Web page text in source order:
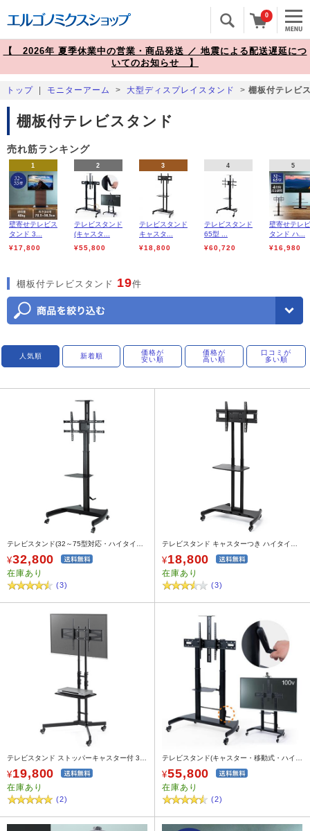
0
【 2026年 夏季休業中の営業・商品発送 ／ 地震による配送遅延につ
いてのお知らせ 】
トップ モニターアーム > 大型ディスプレイスタンド > 棚板付テレビ
棚板付テレビスタンド
売れ筋ランキング
1
壁寄せテレビス
タンド 3...
¥17,800
2
テレビスタンド
(キャスタ...
¥55,800
3
テレビスタンド
キャスタ...
¥18,800
4
テレビスタンド
65型 ...
¥60,720
5
壁寄せテレ
タンド ハ...
¥16,980
棚板付テレビスタンド 19件
人気順 新着順
価格が
安い順
価格が
高い順
口コミが
多い順
¥32,800
在庫あり
(3)
¥18,800
在庫あり
(3)
¥19,800
在庫あり
(2)
¥55,800
在庫あり
(2)